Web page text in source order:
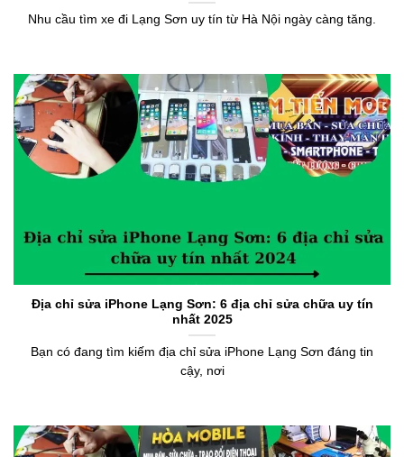
Nhu cầu tìm xe đi Lạng Sơn uy tín từ Hà Nội ngày càng tăng.
Địa chỉ sửa iPhone Lạng Sơn: 6 địa chỉ sửa chữa uy tín
nhất 2025
Bạn có đang tìm kiếm địa chỉ sửa iPhone Lạng Sơn đáng tin
cậy, nơi